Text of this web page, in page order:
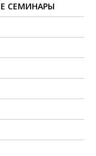
СЕМИНАРЫ